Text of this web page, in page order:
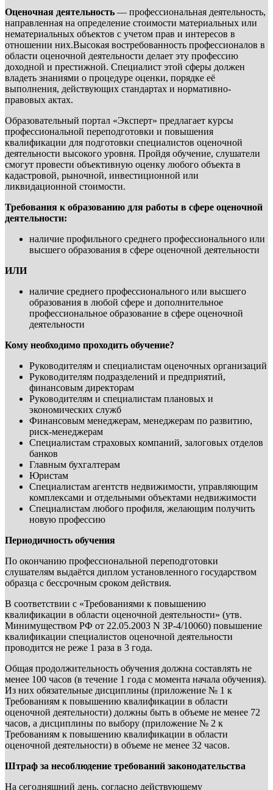
Оценочная деятельность — профессиональная деятельность,
направленная на определение стоимости материальных или
нематериальных объектов с учетом прав и интересов в
отношении них.Высокая востребованность профессионалов в
области оценочной деятельности делает эту профессию
доходной и престижной. Специалист этой сферы должен
владеть знаниями о процедуре оценки, порядке её
выполнения, действующих стандартах и нормативно-
правовых актах.
Образовательный портал «Эксперт» предлагает курсы
профессиональной переподготовки и повышения
квалификации для подготовки специалистов оценочной
деятельности высокого уровня. Пройдя обучение, слушатели
смогут провести объективную оценку любого объекта в
кадастровой, рыночной, инвестиционной или
ликвидационной стоимости.
Требования к образованию для работы в сфере оценочной
деятельности:
наличие профильного среднего профессионального или
высшего образования в сфере оценочной деятельности
ИЛИ
наличие среднего профессионального или высшего
образования в любой сфере и дополнительное
профессиональное образование в сфере оценочной
деятельности
Кому необходимо проходить обучение?
Руководителям и специалистам оценочных организаций
Руководителям подразделений и предприятий,
финансовым директорам
Руководителям и специалистам плановых и
экономических служб
Финансовым менеджерам, менеджерам по развитию,
риск-менеджерам
Специалистам страховых компаний, залоговых отделов
банков
Главным бухгалтерам
Юристам
Специалистам агентств недвижимости, управляющим
комплексами и отдельными объектами недвижимости
Специалистам любого профиля, желающим получить
новую профессию
Периодичность обучения
По окончанию профессиональной переподготовки
слушателям выдаётся диплом установленного государством
образца с бессрочным сроком действия.
В соответствии с «Требованиями к повышению
квалификации в области оценочной деятельности» (утв.
Минимуществом РФ от 22.05.2003 N ЗР-4/10060) повышение
квалификации специалистов оценочной деятельности
проводится не реже 1 раза в 3 года.
Общая продолжительность обучения должна составлять не
менее 100 часов (в течение 1 года с момента начала обучения).
Из них обязательные дисциплины (приложение № 1 к
Требованиям к повышению квалификации в области
оценочной деятельности) должны быть в объеме не менее 72
часов, а дисциплины по выбору (приложение № 2 к
Требованиям к повышению квалификации в области
оценочной деятельности) в объеме не менее 32 часов.
Штраф за несоблюдение требований законодательства
На сегодняшний день, согласно действующему